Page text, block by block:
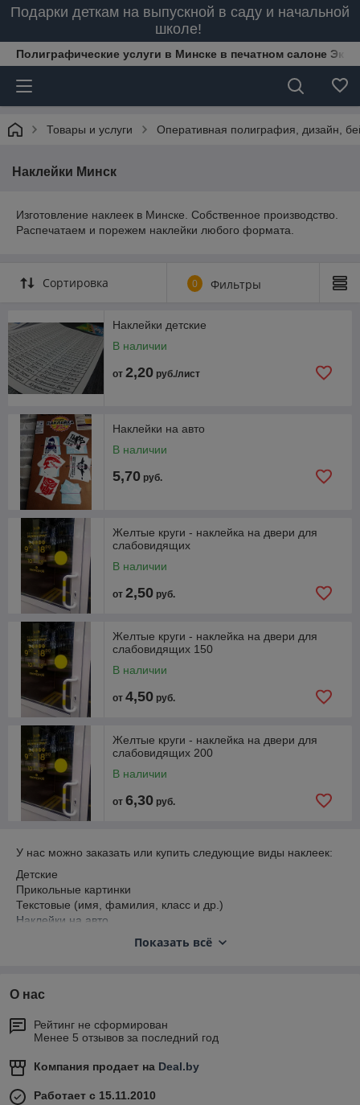
Подарки деткам на выпускной в саду и начальной
школе!
Полиграфические услуги в Минске в печатном салоне
Товары и услуги Оперативная полиграфия, дизайн,
Наклейки Минск
Изготовление наклеек в Минске. Собственное производство.
Распечатаем и порежем наклейки любого формата.
Сортировка 0 Фильтры
Наклейки детские
В наличии
от 2,20 руб./лист
Наклейки на авто
В наличии
5,70 руб.
Желтые круги - наклейка на двери для
слабовидящих
В наличии
от 2,50 руб.
Желтые круги - наклейка на двери для
слабовидящих 150
В наличии
от 4,50 руб.
Желтые круги - наклейка на двери для
слабовидящих 200
В наличии
от 6,30 руб.
У нас можно заказать или купить следующие виды наклеек:
Детские
Прикольные картинки
Текстовые (имя, фамилия, класс и др.)
Наклейки на авто
Рекламные
Ценники
На ежедневник
И др.
Показать всё
О нас
Рейтинг не сформирован
Менее 5 отзывов за последний год
Компания продает на Deal.by
Работает с 15.11.2010